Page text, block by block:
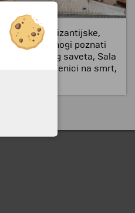
vizantijske,
Mnogi poznati
Sala Velikog saveta, Sala
da su osuđenici na smrt,